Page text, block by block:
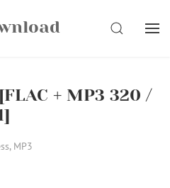
SEARCH
+ MP3 320 /
, MP3